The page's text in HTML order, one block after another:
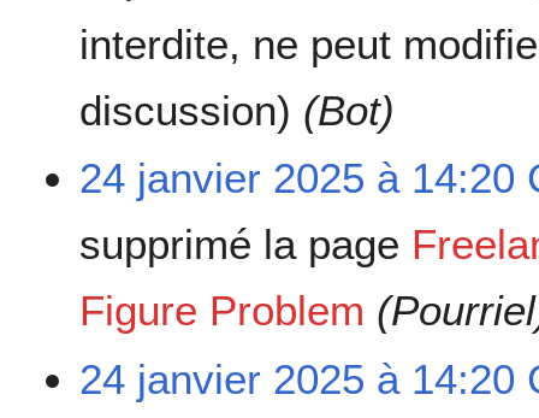
interdite, ne peut
discussion) (Bot)
24 janvier 2025 à 14:20
supprimé la page
Figure Problem
24 janvier 2025 à 14:20